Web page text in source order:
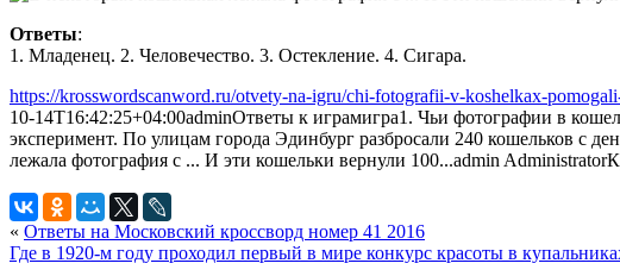
Ответы:
1. Младенец. 2. Человечество. 3. Остекление. 4. Сигара.
https://krosswordscanword.ru/otvety-na-igru/chi-fotografii-v-koshelkax-
10-14T16:42:25+04:00adminОтветы к играмигра1. Чьи фотографии в
эксперимент. По улицам города Эдинбург разбросали 240 кошельков с
лежала фотография с ... И эти кошельки вернули 100...admin Administrator
« Ответы на Московский кроссворд номер 41 2016
Где в 1920-м году проходил первый в мире конкурс красоты в